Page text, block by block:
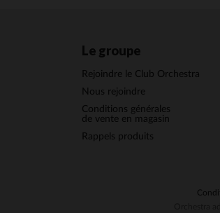
Le groupe
Rejoindre le Club Orchestra
Nous rejoindre
Conditions générales
de vente en magasin
Rappels produits